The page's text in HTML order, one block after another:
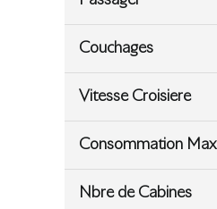
Couchages
Vitesse Croisiere
Consommation Max
Nbre de Cabines